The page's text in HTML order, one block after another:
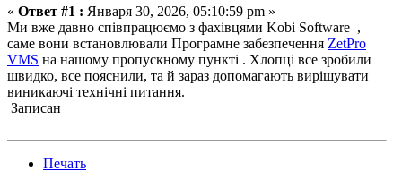
« Ответ #1 : Января 30, 2026, 05:10:59 pm »
Ми вже давно співпрацюємо з фахівцями Kobi Software ,
саме вони встановлювали Програмне забезпечення ZetPro
VMS на нашому пропускному пункті . Хлопці все зробили
швидко, все пояснили, та й зараз допомагають вирішувати
виникаючі технічні питання.
Записан
Печать